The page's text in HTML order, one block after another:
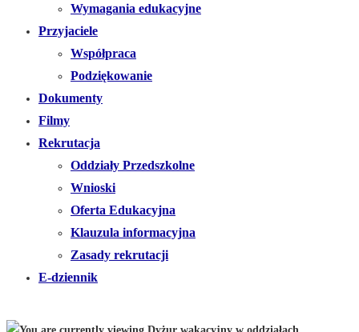
Wymagania edukacyjne
Przyjaciele
Współpraca
Podziękowanie
Dokumenty
Filmy
Rekrutacja
Oddziały Przedszkolne
Wnioski
Oferta Edukacyjna
Klauzula informacyjna
Zasady rekrutacji
E-dziennik